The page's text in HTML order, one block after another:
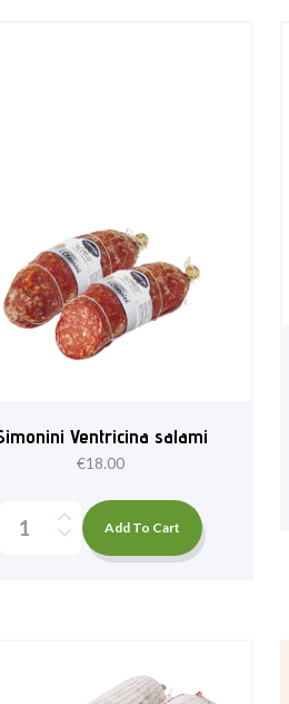
Ventricina salami
€18.00
Add To Cart